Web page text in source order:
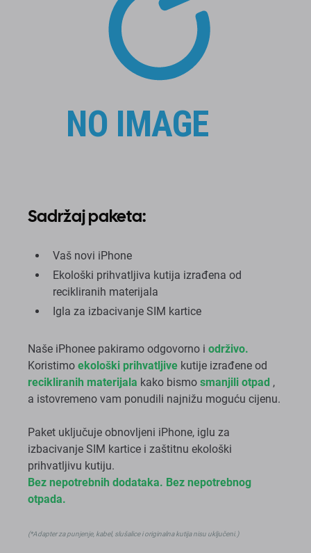
Sadržaj paketa:
Vaš novi iPhone
Ekološki prihvatljiva kutija izrađena od
recikliranih materijala
Igla za izbacivanje SIM kartice
Naše iPhonee pakiramo odgovorno i održivo.
Koristimo ekološki prihvatljive kutije izrađene od
recikliranih materijala kako bismo smanjili otpad ,
a istovremeno vam ponudili najnižu moguću cijenu.
Paket uključuje obnovljeni iPhone, iglu za
izbacivanje SIM kartice i zaštitnu ekološki
prihvatljivu kutiju.
Bez nepotrebnih dodataka. Bez nepotrebnog
otpada.
(*Adapter za punjenje, kabel, slušalice i originalna kutija nisu uključeni.)